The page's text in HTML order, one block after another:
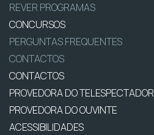
REVER PROGRAMAS
CONCURSOS
PERGUNTAS FREQUENTES
CONTACTOS
CONTACTOS
PROVEDORA DO TELESPECTADOR
PROVEDORA DO OUVINTE
ACESSIBILIDADES